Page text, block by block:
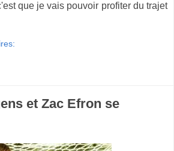
que je vais pouvoir profiter du trajet
et Zac Efron se